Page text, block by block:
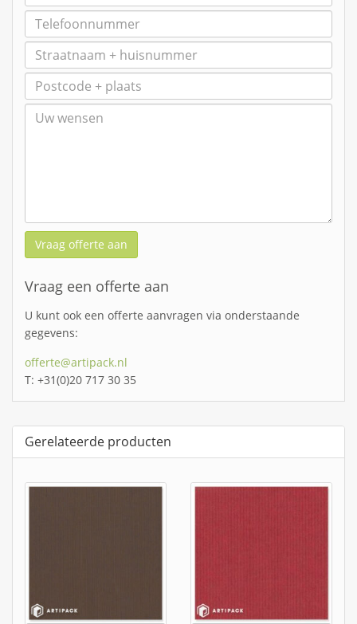
Vraag offerte aan
Vraag een offerte aan
U kunt ook een offerte aanvragen via onderstaande
gegevens:
offerte@artipack.nl
T: +31(0)20 717 30 35
Gerelateerde producten